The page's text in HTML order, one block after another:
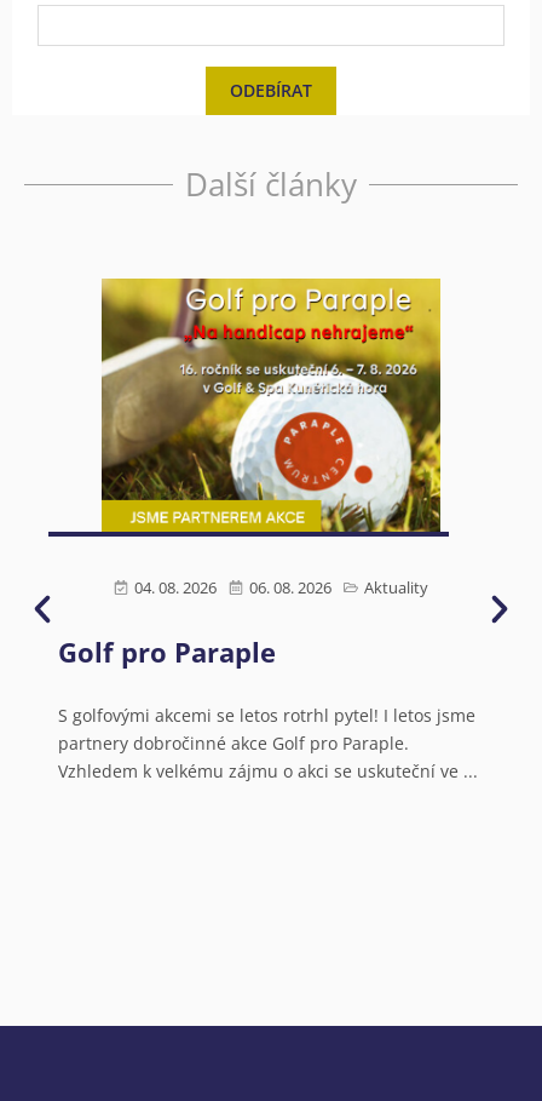
ODEBÍRAT
Další články
04. 08. 2026 06. 08. 2026 Aktuality
Golf pro Paraple
S golfovými akcemi se letos rotrhl pytel! I letos jsme
partnery dobročinné akce Golf pro Paraple.
Vzhledem k velkému zájmu o akci se uskuteční ve ...